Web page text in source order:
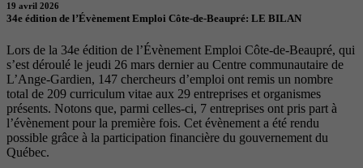
19 avril 2026
34e édition de l’Évènement Emploi Côte-de-Beaupré: LE BILAN
Lors de la 34e édition de l’Évènement Emploi Côte-de-Beaupré, qui
s’est déroulé le jeudi 26 mars dernier au Centre communautaire de
L’Ange-Gardien, 147 chercheurs d’emploi ont remis un nombre
total de 209 curriculum vitae aux 29 entreprises et organismes
présents. Notons que, parmi celles-ci, 7 entreprises ont pris part à
l’évènement pour la première fois. Cet évènement a été rendu
possible grâce à la participation financière du gouvernement du
Québec.